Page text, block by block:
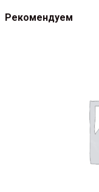
Рекомендуем